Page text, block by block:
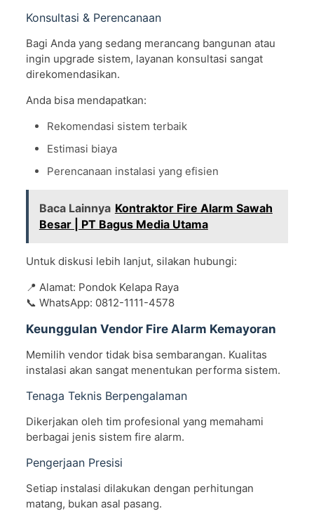
Konsultasi & Perencanaan
Bagi Anda yang sedang merancang bangunan atau
ingin upgrade sistem, layanan konsultasi sangat
direkomendasikan.
Anda bisa mendapatkan:
Rekomendasi sistem terbaik
Estimasi biaya
Perencanaan instalasi yang efisien
Baca Lainnya Kontraktor Fire Alarm Sawah
Besar | PT Bagus Media Utama
Untuk diskusi lebih lanjut, silakan hubungi:
📍 Alamat: Pondok Kelapa Raya
📞 WhatsApp: 0812-1111-4578
Keunggulan Vendor Fire Alarm Kemayoran
Memilih vendor tidak bisa sembarangan. Kualitas
instalasi akan sangat menentukan performa sistem.
Tenaga Teknis Berpengalaman
Dikerjakan oleh tim profesional yang memahami
berbagai jenis sistem fire alarm.
Pengerjaan Presisi
Setiap instalasi dilakukan dengan perhitungan
matang, bukan asal pasang.